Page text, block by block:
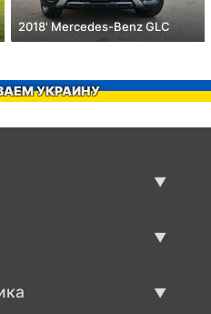
2018' Mercedes-Benz GLC
УКРАИНУ